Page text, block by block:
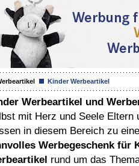
Kinder Werbeartikel
Werbeartikel und
mit Herz und Seele Eltern
in diesem Bereich zu
Werbegeschenk für
rund um das